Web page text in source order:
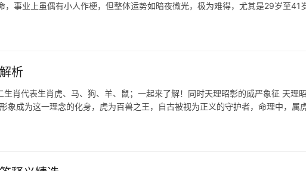
，事业上虽偶有小人作梗，但整体运势如暗夜微光，极为难得，尤其是29岁至41
析
肖代表生肖虎、马、狗、羊、鼠；一起来了解！同时天理昭彰的威严象征 天理
象成为这一理念的化身，虎为百兽之王，自古被视为正义的守护者，命理中，属